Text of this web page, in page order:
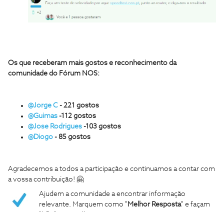
Os que receberam mais gostos e reconhecimento da
comunidade do Fórum NOS:
@Jorge C - 221 gostos
@Guimas -112 gostos
@Jose Rodrigues -103 gostos
@Diogo - 85 gostos
Agradecemos a todos a participação e continuamos a contar com
a vossa contribuição! 🤗
Ajudem a comunidade a encontrar informação
relevante. Marquem como " Melhor Resposta" e façam